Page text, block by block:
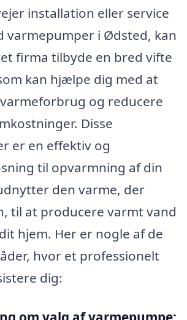
installation eller service
varmepumper i Ødsted, kan
firma tilbyde en bred vifte
kan hjælpe dig med at
og reducere
Disse
er en effektiv og
til opvarmning af din
den varme, der
til at producere varmt vand
hjem. Her er nogle af de
hvor et professionelt
dig: